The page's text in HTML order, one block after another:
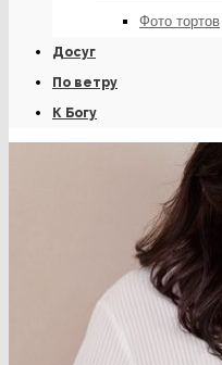
Фото тортов
Досуг
По ветру
К Богу